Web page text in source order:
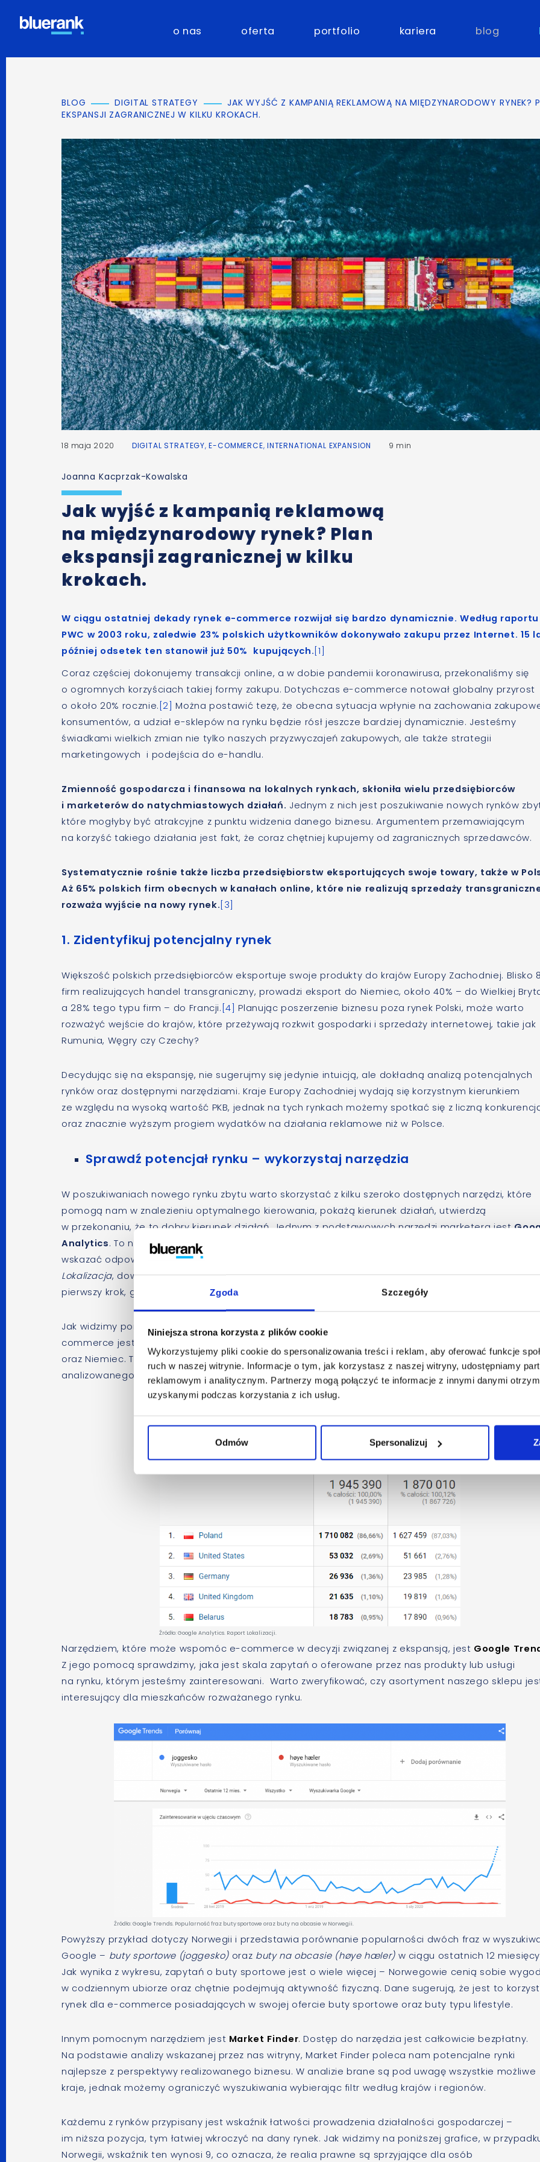
Zgoda Szczegóły
Niniejsza strona korzysta z plików cookie
Wykorzystujemy pliki cookie do spersonalizowania treści i reklam, aby oferować funkcje
ruch w naszej witrynie. Informacje o tym, jak korzystasz z naszej witryny, udostępniamy
reklamowym i analitycznym. Partnerzy mogą połączyć te informacje z innymi danymi
uzyskanymi podczas korzystania z ich usług.
Odmów Spersonalizuj
o nas oferta portfolio kariera blog
BLOG DIGITAL STRATEGY
JAK WYJŚĆ Z KAMPANIĄ REKLAMOWĄ NA MIĘDZYNARODOWY RYNEK?
EKSPANSJI ZAGRANICZNEJ W KILKU KROKACH.
18 maja 2020 DIGITAL STRATEGY,E-COMMERCE, INTERNATIONAL EXPANSION 9 min
Joanna Kacprzak-Kowalska
Jak wyjść z kampanią reklamową
na międzynarodowy rynek? Plan
ekspansji zagranicznej w kilku
krokach.
W ciągu ostatniej dekady rynek e-commerce rozwijał się bardzo dynamicznie. Według raportu
PWC w 2003 roku, zaledwie 23% polskich użytkowników dokonywało zakupu przez Internet. 15
później odsetek ten stanowił już 50% kupujących.[1]
Coraz częściej dokonujemy transakcji online, a w dobie pandemii koronawirusa, przekonaliśmy się
o ogromnych korzyściach takiej formy zakupu. Dotychczas e-commerce notował globalny przyrost
o około 20% rocznie.[2] Można postawić tezę, że obecna sytuacja wpłynie na zachowania
konsumentów, a udział e-sklepów na rynku będzie rósł jeszcze bardziej dynamicznie. Jesteśmy
świadkami wielkich zmian nie tylko naszych przyzwyczajeń zakupowych, ale także strategii
marketingowych i podejścia do e-handlu.
Zmienność gospodarcza i finansowa na lokalnych rynkach, skłoniła wielu przedsiębiorców
i marketerów do natychmiastowych działań. Jednym z nich jest poszukiwanie nowych rynków
które mogłyby być atrakcyjne z punktu widzenia danego biznesu. Argumentem przemawiającym
na korzyść takiego działania jest fakt, że coraz chętniej kupujemy od zagranicznych sprzedawców.
Systematycznie rośnie także liczba przedsiębiorstw eksportujących swoje towary, także w
Aż 65% polskich firm obecnych w kanałach online, które nie realizują sprzedaży
rozważa wyjście na nowy rynek.[3]
1. Zidentyfikuj potencjalny rynek
Większość polskich przedsiębiorców eksportuje swoje produkty do krajów Europy Zachodniej. Blisko
firm realizujących handel transgraniczny, prowadzi eksport do Niemiec, około 40% – do Wielkiej
a 28% tego typu firm – do Francji.[4] Planując poszerzenie biznesu poza rynek Polski, może warto
rozważyć wejście do krajów, które przeżywają rozkwit gospodarki i sprzedaży internetowej, takie jak
Rumunia, Węgry czy Czechy?
Decydując się na ekspansję, nie sugerujmy się jedynie intuicją, ale dokładną analizą potencjalnych
rynków oraz dostępnymi narzędziami. Kraje Europy Zachodniej wydają się korzystnym kierunkiem
ze względu na wysoką wartość PKB, jednak na tych rynkach możemy spotkać się z liczną
oraz znacznie wyższym progiem wydatków na działania reklamowe niż w Polsce.
Sprawdź potencjał rynku – wykorzystaj narzędzia
W poszukiwaniach nowego rynku zbytu warto skorzystać z kilku szeroko dostępnych narzędzi, które
pomogą nam w znalezieniu optymalnego kierowania, pokażą kierunek działań, utwierdzą
w przekonaniu, że to dobry kierunek działań. Jednym z podstawowych narzędzi marketera jest
Analytics. To narzędzie służące do analiz statystyk serwisów, obfituje w informacje, które mogą
wskazać odpowiedni kierunek międzynarodowego rozwoju. W raporcie
Lokalizacja, dowiemy się z jakich krajów użytkownicy odwiedzają naszą witrynę. To powinien być
pierwszy krok, gdy chcemy sprzedawać produkty poza dotychczasowym rynkiem zbytu.
Jak widzimy poniżej na przykładzie, macierzystym rynkiem sprzedaży analizowanego sklepu e-
commerce jest Polska, jednak znaczna część użytkowników pochodzi ze Stanów Zjednoczonych
oraz Niemiec. Te liczby stanowią wskazówkę, które kraje są potencjalnie korzystne z perspektywy
analizowanego biznesu.
Źródło: Google Analytics. Raport Lokalizacji.
Narzędziem, które może wspomóc e-commerce w decyzji związanej z ekspansją, jest Google
Z jego pomocą sprawdzimy, jaka jest skala zapytań o oferowane przez nas produkty lub usługi
na rynku, którym jesteśmy zainteresowani. Warto zweryfikować, czy asortyment naszego sklepu
interesujący dla mieszkańców rozważanego rynku.
Źródło: Google Trends. Popularność fraz buty sportowe oraz buty na obcasie w Norwegii.
Powyższy przykład dotyczy Norwegii i przedstawia porównanie popularności dwóch fraz w
Google – buty sportowe (joggesko) oraz buty na obcasie (høye hæler)w ciągu ostatnich 12
Jak wynika z wykresu, zapytań o buty sportowe jest o wiele więcej – Norwegowie cenią sobie
w codziennym ubiorze oraz chętnie podejmują aktywność fizyczną. Dane sugerują, że jest to
rynek dla e-commerce posiadających w swojej ofercie buty sportowe oraz buty typu lifestyle.
Innym pomocnym narzędziem jest Market Finder. Dostęp do narzędzia jest całkowicie bezpłatny.
Na podstawie analizy wskazanej przez nas witryny, Market Finder poleca nam potencjalne rynki
najlepsze z perspektywy realizowanego biznesu. W analizie brane są pod uwagę wszystkie możliwe
kraje, jednak możemy ograniczyć wyszukiwania wybierając filtr według krajów i regionów.
Każdemu z rynków przypisany jest wskaźnik łatwości prowadzenia działalności gospodarczej –
im niższa pozycja, tym łatwiej wkroczyć na dany rynek. Jak widzimy na poniższej grafice, w
Norwegii, wskaźnik ten wynosi 9, co oznacza, że realia prawne są sprzyjające dla osób